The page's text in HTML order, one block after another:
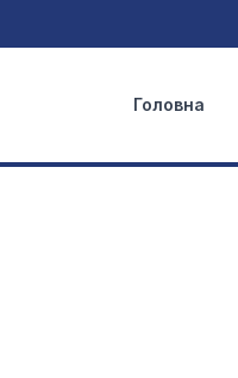
Головна